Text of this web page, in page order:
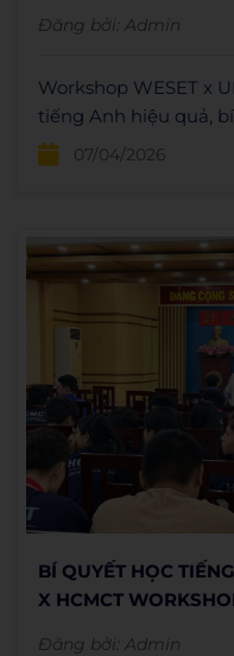
Đăng bởi: Admin
Workshop WESET x
tiếng Anh hiệu quả,
và ưu đãi học bổng
07/04/2026
BÍ QUYẾT HỌC
X HCMCT
Đăng bởi: Admin